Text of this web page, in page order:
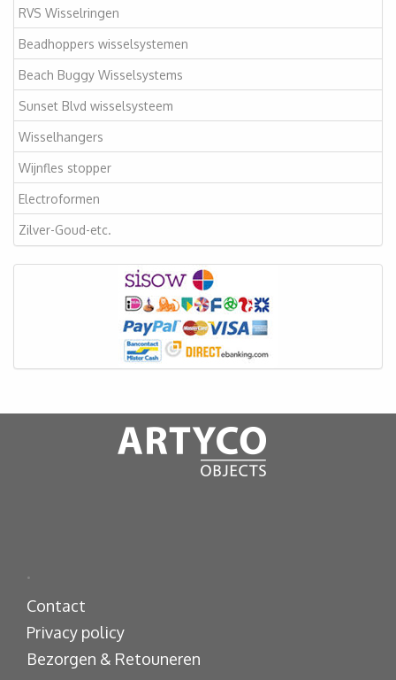
RVS Wisselringen
Beadhoppers wisselsystemen
Beach Buggy Wisselsystems
Sunset Blvd wisselsysteem
Wisselhangers
Wijnfles stopper
Electroformen
Zilver-Goud-etc.
.
Contact
Privacy policy
Bezorgen & Retouneren